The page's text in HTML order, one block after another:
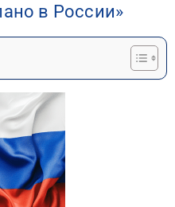
в России»